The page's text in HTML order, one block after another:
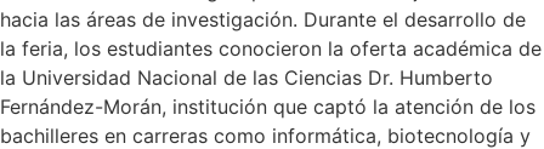
hacia las áreas de investigación. Durante el desarrollo de
la feria, los estudiantes conocieron la oferta académica de
la Universidad Nacional de las Ciencias Dr. Humberto
Fernández-Morán, institución que captó la atención de los
bachilleres en carreras como informática, biotecnología y